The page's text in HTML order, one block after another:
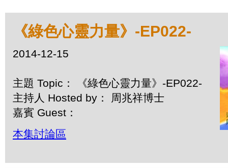
《綠色心靈力量》-EP022-
2014-12-15
主題 Topic： 《綠色心靈力量》-EP022-
主持人 Hosted by： 周兆祥博士
嘉賓 Guest：
本集討論區